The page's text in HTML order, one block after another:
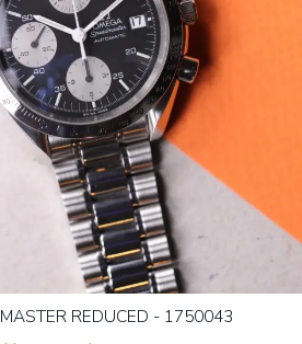
REDUCED - 1750043